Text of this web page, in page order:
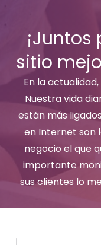
de
los
servicios
de
Internet
El
tiempo
(activo)
oro
sitio
En la
Nuestra vida
están más
en Internet son
negocio el que
importante
sus clientes lo